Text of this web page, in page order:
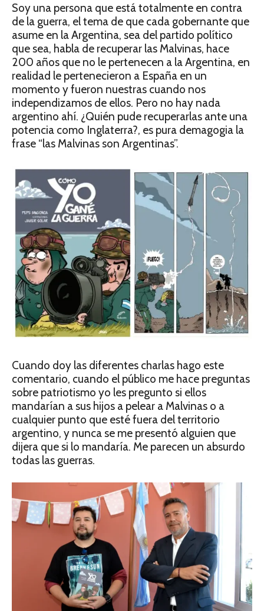
Soy una persona que está totalmente en contra
de la guerra, el tema de que cada gobernante que
asume en la Argentina, sea del partido político
que sea, habla de recuperar las Malvinas, hace
200 años que no le pertenecen a la Argentina, en
realidad le pertenecieron a España en un
momento y fueron nuestras cuando nos
independizamos de ellos. Pero no hay nada
argentino ahí. ¿Quién pude recuperarlas ante una
potencia como Inglaterra?, es pura demagogia la
frase “las Malvinas son Argentinas”.
Cuando doy las diferentes charlas hago este
comentario, cuando el público me hace preguntas
sobre patriotismo yo les pregunto si ellos
mandarían a sus hijos a pelear a Malvinas o a
cualquier punto que esté fuera del territorio
argentino, y nunca se me presentó alguien que
dijera que si lo mandaría. Me parecen un absurdo
todas las guerras.